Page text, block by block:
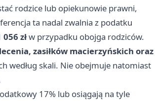
rodzice lub opiekunowie prawni,
ta nadal zwalnia z podatku
056 złw przypadku obojga rodziców.
zasiłków macierzyńskich oraz
według skali. Nie obejmuje natomiast
17% lub osiągają na tyle